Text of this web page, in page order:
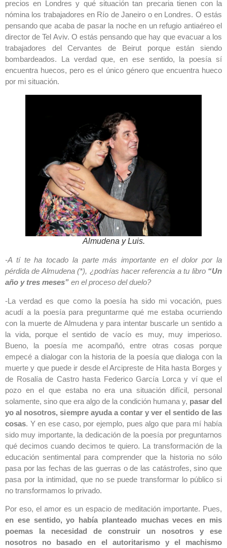
precios en Londres y qué situación tan precaria tienen con la
nómina los trabajadores en Río de Janeiro o en Londres. O estás
pensando que acaba de pasar la noche en un refugio antiaéreo el
director de Tel Aviv. O estás pensando que hay que evacuar a los
trabajadores del Cervantes de Beirut porque están siendo
bombardeados. La verdad que, en ese sentido, la poesía sí
encuentra huecos, pero es el único género que encuentra hueco
por mi situación.
Almudena y Luis.
-A tí te ha tocado la parte más importante en el dolor por la
pérdida de Almudena (*), ¿podrías hacer referencia a tu libro “Un
año y tres meses” en el proceso del duelo?
-La verdad es que como la poesía ha sido mi vocación, pues
acudí a la poesía para preguntarme qué me estaba ocurriendo
con la muerte de Almudena y para intentar buscarle un sentido a
la vida, porque el sentido de vacío es muy, muy imperioso.
Bueno, la poesía me acompañó, entre otras cosas porque
empecé a dialogar con la historia de la poesía que dialoga con la
muerte y que puede ir desde el Arcipreste de Hita hasta Borges y
de Rosalía de Castro hasta Federico García Lorca y ví que el
pozo en el que estaba no era una situación difícil, personal
solamente, sino que era algo de la condición humana y, pasar del
yo al nosotros, siempre ayuda a contar y ver el sentido de las
cosas. Y en ese caso, por ejemplo, pues algo que para mí había
sido muy importante, la dedicación de la poesía por preguntarnos
qué decimos cuando decimos te quiero. La transformación de la
educación sentimental para comprender que la historia no sólo
pasa por las fechas de las guerras o de las catástrofes, sino que
pasa por la intimidad, que no se puede transformar lo público si
no transformamos lo privado.
Por eso, el amor es un espacio de meditación importante. Pues,
en ese sentido, yo había planteado muchas veces en mis
poemas la necesidad de construir un nosotros y ese
nosotros no basado en el autoritarismo y el machismo